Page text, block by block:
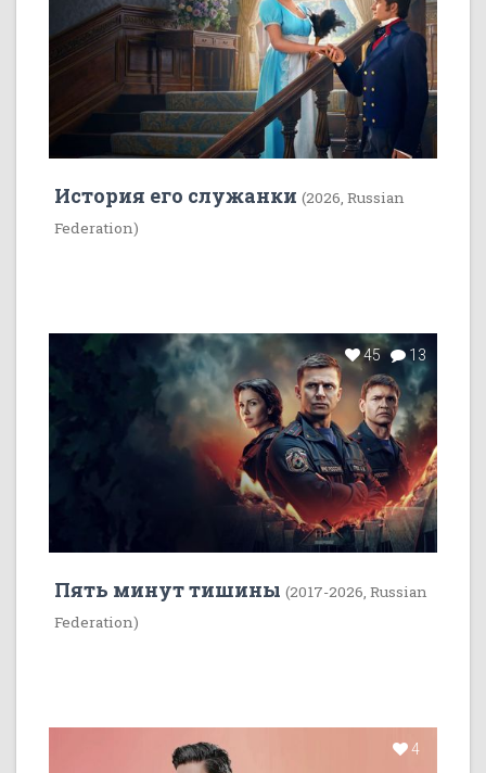
История его служанки (2026, Russian
Federation)
45 13
Пять минут тишины (2017-2026, Russian
Federation)
4